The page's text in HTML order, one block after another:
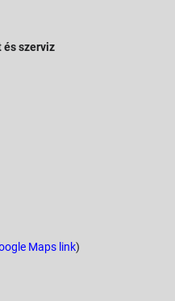
és szerviz
Maps link)